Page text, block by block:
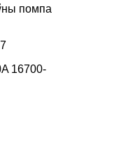
помпа
16700-